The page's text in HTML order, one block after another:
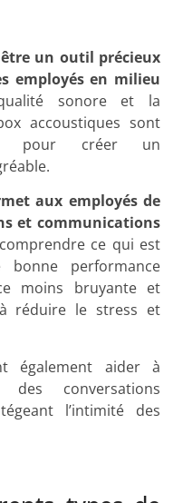
un outil précieux
employés en milieu
sonore et la
accoustiques sont
pour créer un
aux employés de
et communications
ce qui est
performance
moins bruyante et
réduire le stress et
également aider à
conversations
l’intimité des